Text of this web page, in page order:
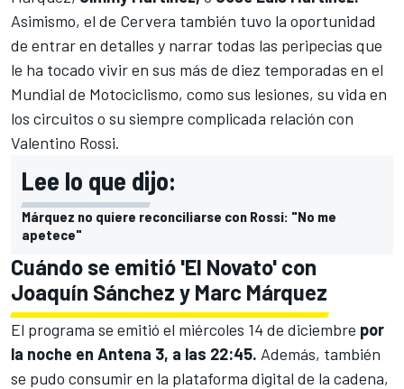
Asimismo, el de Cervera también tuvo la oportunidad
de entrar en detalles y narrar todas las peripecias que
le ha tocado vivir en sus más de diez temporadas en el
Mundial de Motociclismo, como sus lesiones, su vida en
los circuitos o su siempre complicada relación con
Valentino Rossi.
Lee lo que dijo:
Márquez no quiere reconciliarse con Rossi: "No me
apetece"
Cuándo se emitió 'El Novato' con
Joaquín Sánchez y Marc Márquez
El programa se emitió el miércoles 14 de diciembre por
la noche en Antena 3, a las 22:45. Además, también
se pudo consumir en la plataforma digital de la cadena,